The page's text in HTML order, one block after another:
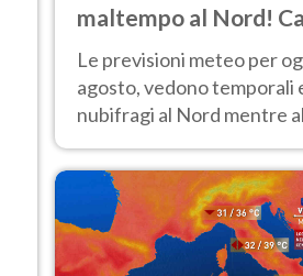
maltempo al Nord!
fino a Ferragosto
Le previsioni meteo per
agosto, vedono temporali
nubifragi al Nord mentre al
molto intenso.